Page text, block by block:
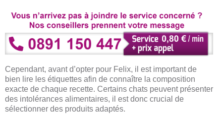
Cependant, avant d’opter pour Felix, il est important de
bien lire les étiquettes afin de connaître la composition
exacte de chaque recette. Certains chats peuvent présenter
des intolérances alimentaires, il est donc crucial de
sélectionner des produits adaptés.